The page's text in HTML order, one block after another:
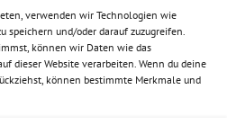
verwenden wir Technologien wie
speichern und/oder darauf zuzugreifen.
können wir Daten wie das
dieser Website verarbeiten. Wenn du deine
können bestimmte Merkmale und
1,50€
Enthält 19% MwSt.
(1,50€/ 1 Stück)
zzgl.Versand